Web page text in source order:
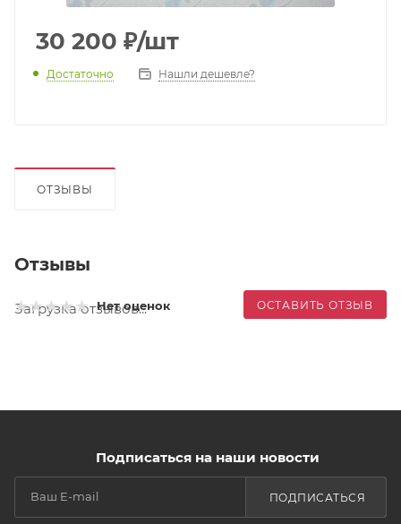
30 200 ₽/шт
Достаточно Нашли дешевле?
ОТЗЫВЫ
Отзывы
Нет оценок ОСТАВИТЬ ОТЗЫВ
Загрузка отзывов...
Подписаться на наши новости
ПОДПИСАТЬСЯ